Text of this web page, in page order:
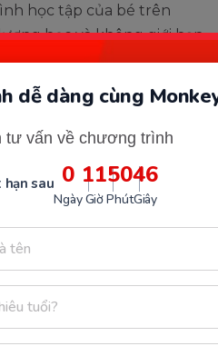
dễ dàng cùng
tư vấn về chương trình
hạn sau 0
Ngày
11
Giờ
50
Phút
45
Giây
học tập của bé trên
học và không giới hạn
dụng có thể cho nhiều
hẹn sẽ là người bạn
bé tự tin chinh phục môn
nhất.